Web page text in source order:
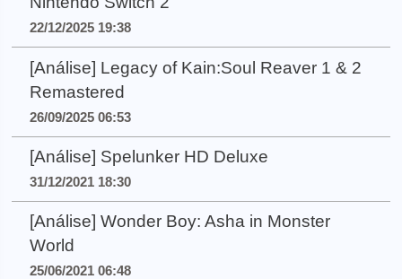
22/12/2025 19:38
[Análise] Legacy of Kain:Soul Reaver 1 & 2
Remastered
26/09/2025 06:53
[Análise] Spelunker HD Deluxe
31/12/2021 18:30
[Análise] Wonder Boy: Asha in Monster
World
25/06/2021 06:48